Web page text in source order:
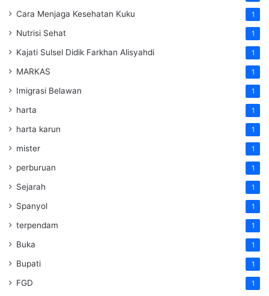
Cara Menjaga Kesehatan Kuku 1
Nutrisi Sehat 1
Kajati Sulsel Didik Farkhan Alisyahdi 1
MARKAS 1
Imigrasi Belawan 1
harta 1
harta karun 1
mister 1
perburuan 1
Sejarah 1
Spanyol 1
terpendam 1
Buka 1
Bupati 1
FGD 1